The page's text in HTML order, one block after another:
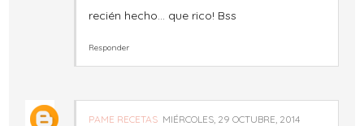
recién hecho... que rico! Bss
Responder
PAME RECETAS MIÉRCOLES, 29 OCTUBRE, 2014